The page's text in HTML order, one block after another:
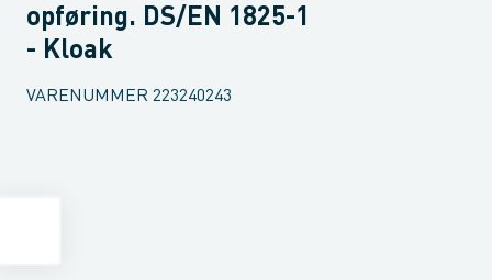
opføring. DS/EN 1825-1
- Kloak
VARENUMMER 223240243